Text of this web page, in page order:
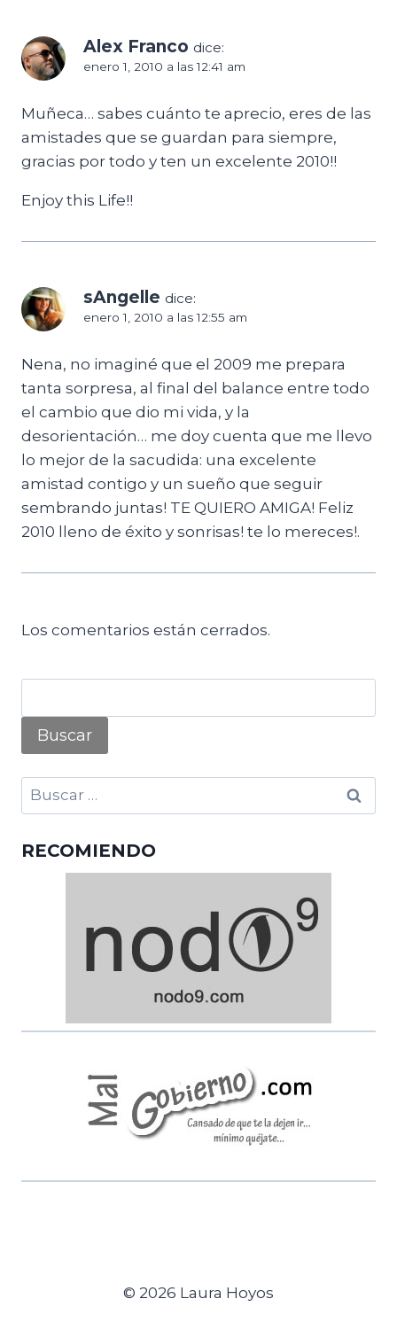
Alex Franco dice:
enero 1, 2010 a las 12:41 am
Muñeca… sabes cuánto te aprecio, eres de las
amistades que se guardan para siempre,
gracias por todo y ten un excelente 2010!!
Enjoy this Life!!
sAngelle dice:
enero 1, 2010 a las 12:55 am
Nena, no imaginé que el 2009 me prepara
tanta sorpresa, al final del balance entre todo
el cambio que dio mi vida, y la
desorientación… me doy cuenta que me llevo
lo mejor de la sacudida: una excelente
amistad contigo y un sueño que seguir
sembrando juntas! TE QUIERO AMIGA! Feliz
2010 lleno de éxito y sonrisas! te lo mereces!.
Los comentarios están cerrados.
Buscar:
RECOMIENDO
© 2026 Laura Hoyos